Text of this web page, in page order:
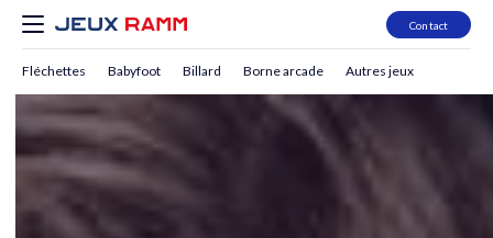
Contact
Fléchettes Babyfoot Billard Borne arcade Autres jeux